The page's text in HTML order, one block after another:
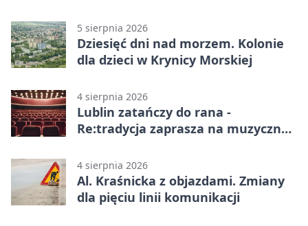
5 sierpnia 2026
Dziesięć dni nad morzem. Kolonie
dla dzieci w Krynicy Morskiej
4 sierpnia 2026
Lublin zatańczy do rana -
Re:tradycja zaprasza na muzyczną
4 sierpnia 2026
Al. Kraśnicka z objazdami. Zmiany
dla pięciu linii komunikacji